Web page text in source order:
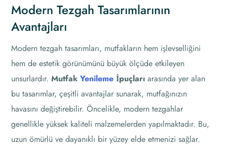
Modern Tezgah Tasarımlarının
Avantajları
Modern tezgah tasarımları, mutfakların hem işlevselliğini
hem de estetik görünümünü büyük ölçüde etkileyen
unsurlardır.MutfakYenileme İpuçları arasında yer alan
bu tasarımlar, çeşitli avantajlar sunarak, mutfağınızın
havasını değiştirebilir. Öncelikle, modern tezgahlar
genellikle yüksek kaliteli malzemelerden yapılmaktadır. Bu,
uzun ömürlü ve dayanıklı bir yüzey elde etmenizi sağlar.